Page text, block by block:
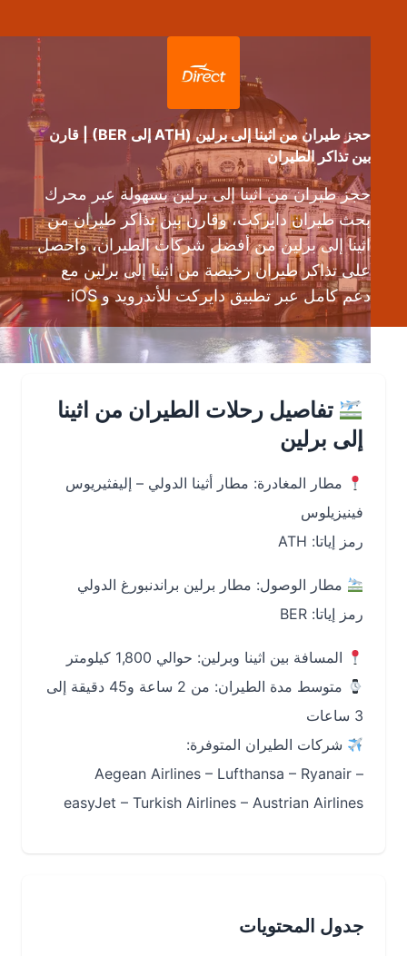
حجز طيران من اثينا إلى برلين (ATH إلى BER) | قارن
بين تذاكر الطيران
حجز طيران من اثينا إلى برلين بسهولة عبر محرك
بحث طيران دايركت، وقارن بين تذاكر طيران من
اثينا إلى برلين من أفضل شركات الطيران، واحصل
على تذاكر طيران رخيصة من اثينا إلى برلين مع
دعم كامل عبر تطبيق دايركت للأندرويد و iOS.
تفاصيل رحلات الطيران من اثينا
إلى برلين
مطار المغادرة: مطار أثينا الدولي – إليفثيريوس
فينيزيلوس
رمز إياتا: ATH
مطار الوصول: مطار برلين براندنبورغ الدولي
رمز إياتا: BER
المسافة بين اثينا وبرلين: حوالي 1,800 كيلومتر
متوسط مدة الطيران: من 2 ساعة و45 دقيقة إلى
شركات الطيران المتوفرة:
Aegean Airlines – Lufthansa – Ryanair –
easyJet – Turkish Airlines – Austrian Airlines
جدول المحتويات